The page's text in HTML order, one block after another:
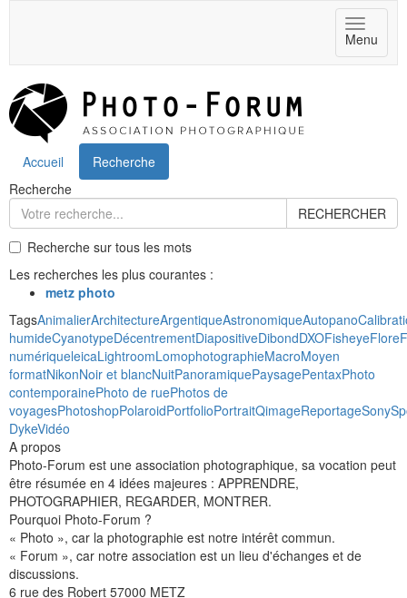
Toggle
Menu
Accueil
Recherche
Recherche
RECHERCHER
Recherche sur tous les mots
Les recherches les plus courantes :
metz photo
TagsAnimalierArchitectureArgentiqueAstronomiqueAutopano
humideCyanotypeDécentrementDiapositiveDibondDXOFisheyeFlore
numériqueleicaLightroomLomophotographieMacroMoyen
formatNikonNoir et blancNuitPanoramiquePaysagePentaxPhoto
contemporainePhoto de ruePhotos de
voyagesPhotoshopPolaroidPortfolioPortraitQimageReportageSony
DykeVidéo
A propos
Photo-Forum est une association photographique, sa vocation peut
être résumée en 4 idées majeures : APPRENDRE,
PHOTOGRAPHIER, REGARDER, MONTRER.
Pourquoi Photo-Forum ?
« Photo », car la photographie est notre intérêt commun.
« Forum », car notre association est un lieu d'échanges et de
discussions.
6 rue des Robert 57000 METZ